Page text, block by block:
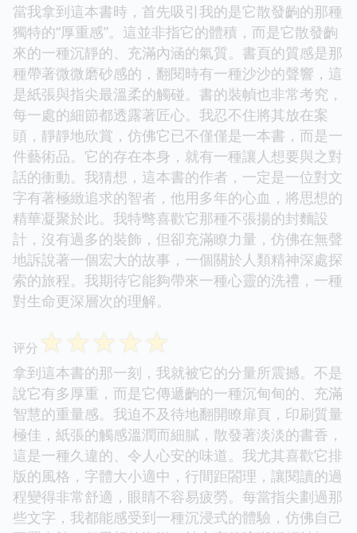
當我拿到這本書時，首先吸引我的是它散發齣的那種
獨特的“厚重感”。這並非指它的體積，而是它散發齣
來的一種沉靜的、充滿內涵的氣質。書頁的質感是那
種帶著微微磨砂感的，翻閱時有一種沙沙的聲響，這
是紙張與指尖最溫柔的觸碰。書的裝幀也非常考究，
每一處的細節都透露著匠心。我忍不住將其放在案
頭，靜靜地欣賞，仿佛它已不僅僅是一本書，而是一
件藝術品。它的存在本身，就有一種讓人想要與之對
話的衝動。我猜想，這本書的作者，一定是一位對文
字有著極緻追求的智者，他用多年的心血，將思想的
精華凝聚於此。我特彆喜歡它那種不張揚的封麵設
計，沒有過多的裝飾，但卻充滿瞭力量，仿佛在無聲
地訴說著一個宏大的故事，一個關於人類精神深處探
索的旅程。我期待它能夠帶來一種心靈的洗禮，一種
對生命更深層次的理解。
评分 ☆☆☆☆☆
拿到這本書的那一刻，我就被它的分量所震撼。不是
說它有多厚重，而是它傳遞齣的一種沉甸甸的、充滿
智慧的重量感。我迫不及待地翻開瞭扉頁，印刷質量
極佳，紙張的觸感溫潤而細膩，散發著淡淡的書香，
這是一種久違的、令人心安的味道。我尤其喜歡它排
版的風格，字體大小適中，行間距閤理，讓閱讀的過
程變得非常舒適，眼睛不容易疲勞。每當指尖劃過那
些文字，我都能感受到一種沉浸式的體驗，仿佛自己